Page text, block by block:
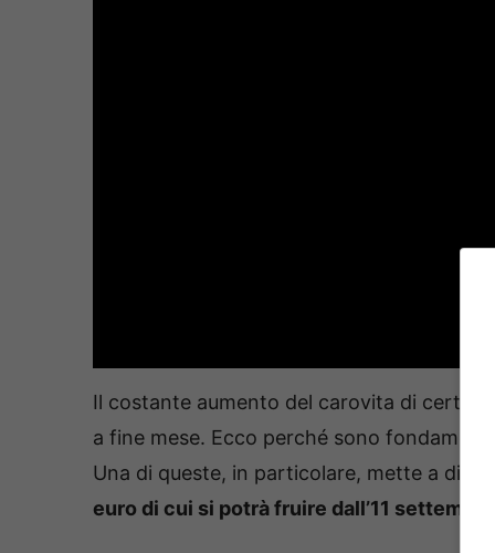
Il costante aumento del carovita di certo
a fine mese. Ecco perché sono
Una di queste, in particolare, mette a
euro di cui si potrà fruire dall’11 settembre